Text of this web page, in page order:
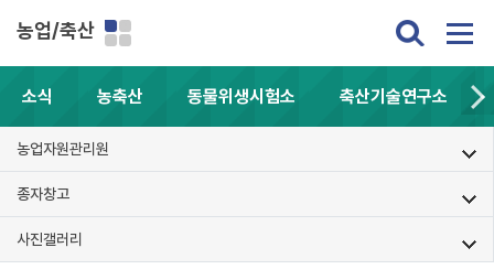
농업/축산
소식 농축산 동물위생시험소 축산기술연구소
농업자원관리원
종자창고
사진갤러리